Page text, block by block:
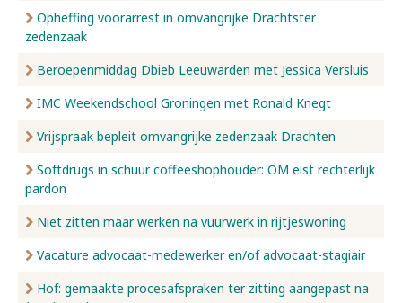
Opheffing voorarrest in omvangrijke Drachtster
zedenzaak
Beroepenmiddag Dbieb Leeuwarden met Jessica Versluis
IMC Weekendschool Groningen met Ronald Knegt
Vrijspraak bepleit omvangrijke zedenzaak Drachten
Softdrugs in schuur coffeeshophouder: OM eist rechterlijk
pardon
Niet zitten maar werken na vuurwerk in rijtjeswoning
Vacature advocaat-medewerker en/of advocaat-stagiair
Hof: gemaakte procesafspraken ter zitting aangepast na